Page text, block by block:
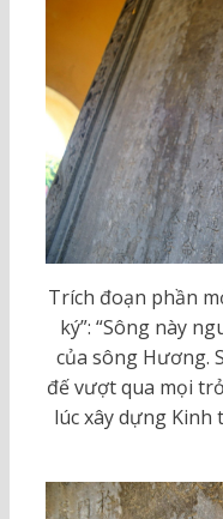
Trích đoạn phần
ký”: “Sông này
của sông Hương.
đế vượt qua mọi
lúc xây dựng Kinh